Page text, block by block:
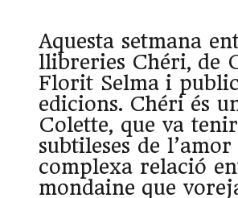
Aquesta setmana
llibreries Chéri, de
Florit Selma i
edicions. Chéri és
Colette, que va
subtileses de
complexa relació
mondaine que